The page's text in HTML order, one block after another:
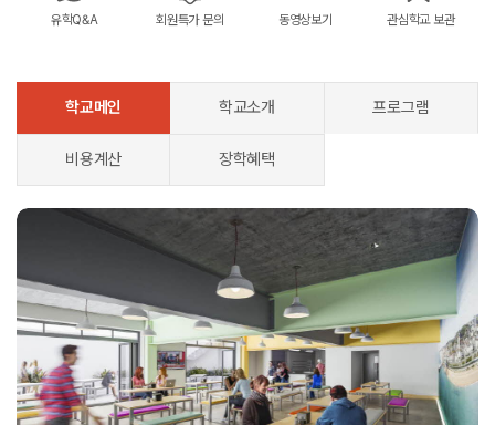
유학Q&A 회원특가 문의 동영상보기 관심학교 보관
학교메인 학교소개 프로그램
비용계산 장학혜택